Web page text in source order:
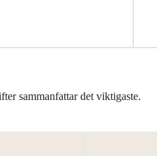
sammanfattar det viktigaste.